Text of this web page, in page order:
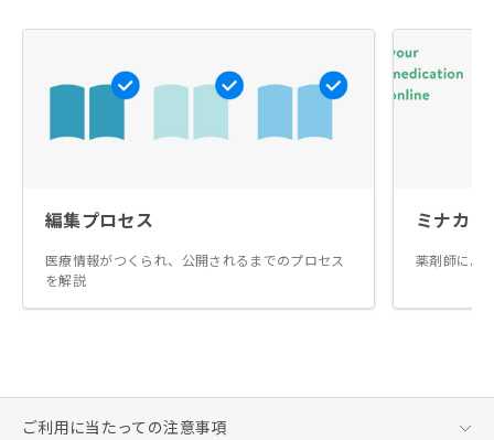
編集プロセス
医療情報がつくられ、公開されるまでのプロセス
を解説
ミナカ
薬剤師によ
ご利用に当たっての注意事項